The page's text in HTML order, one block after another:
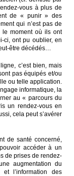
vous à plus de
de « punir » des
qui n’est pas de
le moment où ils ont
ci, ont pu oublier, en
être décédés…
c’est bien, mais
pas équipés et/ou
ou telle application.
informatique, la
au « parcours du
un rendez-vous en
cela peut s’avérer
de santé concerné,
accéder à un
de prises de rendez-
augmentation du
l’information des